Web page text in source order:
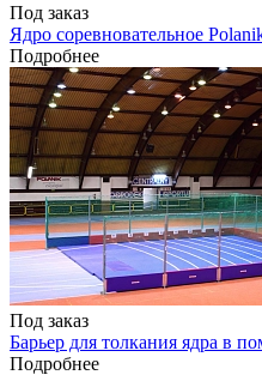
Под заказ
Ядро соревновательное
Подробнее
Под заказ
Барьер для толкания ядра в
Подробнее